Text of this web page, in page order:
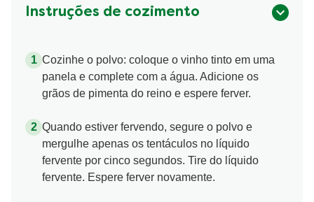
Instruções de cozimento
Cozinhe o polvo: coloque o vinho tinto em uma
panela e complete com a água. Adicione os
grãos de pimenta do reino e espere ferver.
Quando estiver fervendo, segure o polvo e
mergulhe apenas os tentáculos no líquido
fervente por cinco segundos. Tire do líquido
fervente. Espere ferver novamente.